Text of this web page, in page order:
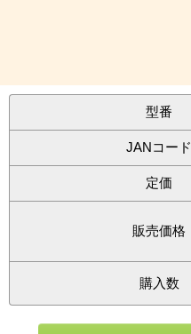
型番
JANコード
定価
販売価格
購入数